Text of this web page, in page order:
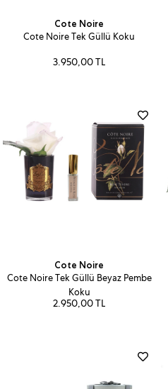
Cote Noire
Cote Noire Tek Güllü Koku
3.950,00 TL
Cote Noire
Cote Noire Tek Güllü Beyaz Pembe
Koku
2.950,00 TL